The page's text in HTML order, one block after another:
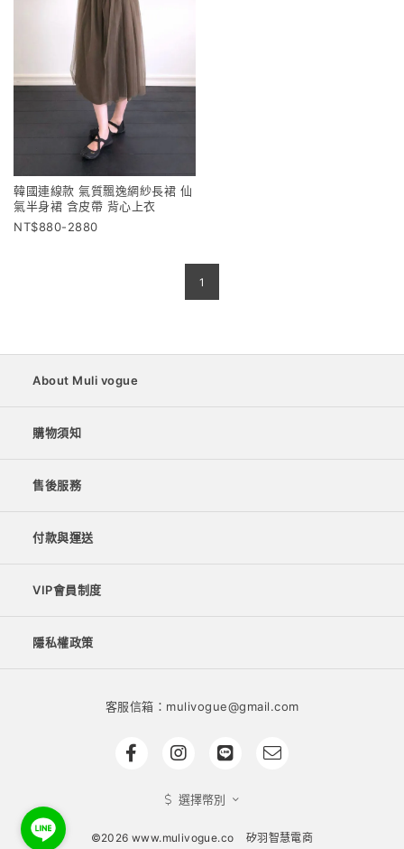
韓國連線款 氣質飄逸網紗長裙 仙
氣半身裙 含皮帶 背心上衣
880-2880
1
About Muli vogue
購物須知
售後服務
付款與運送
VIP會員制度
隱私權政策
客服信箱：mulivogue@gmail.com
選擇幣別
©2026 www.mulivogue.co 矽羽智慧電商